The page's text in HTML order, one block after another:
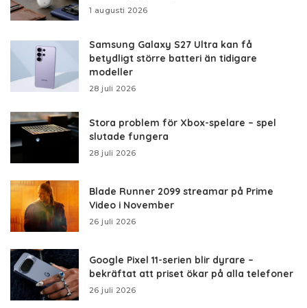
1 augusti 2026
Samsung Galaxy S27 Ultra kan få
betydligt större batteri än tidigare
modeller
28 juli 2026
Stora problem för Xbox-spelare – spel
slutade fungera
28 juli 2026
Blade Runner 2099 streamar på Prime
Video i November
26 juli 2026
Google Pixel 11-serien blir dyrare –
bekräftat att priset ökar på alla telefoner
26 juli 2026